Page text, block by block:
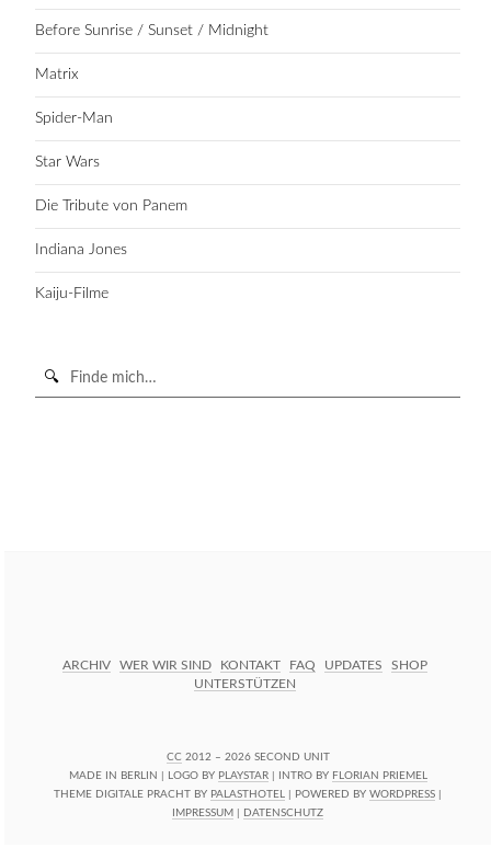
Before Sunrise / Sunset / Midnight
Matrix
Spider-Man
Star Wars
Die Tribute von Panem
Indiana Jones
Kaiju-Filme
Suche
ARCHIV WER WIR SIND KONTAKT FAQ UPDATES
SHOP
UNTERSTÜTZEN
CC 2012 – 2026 SECOND UNIT
MADE IN BERLIN | LOGO BY PLAYSTAR| INTRO BY FLORIAN PRIEMEL
THEME DIGITALE PRACHT BY PALASTHOTEL | POWERED BY WORDPRESS
IMPRESSUM
DATENSCHUTZ